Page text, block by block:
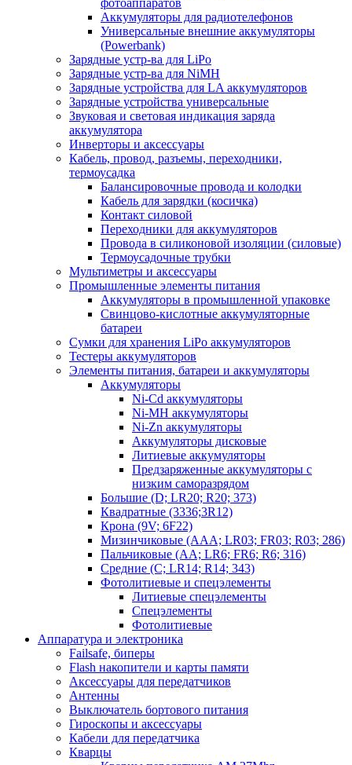
фотоаппаратов
Аккумуляторы для радиотелефонов
Универсальные внешние аккумуляторы
(Powerbank)
Зарядные устр-ва для LiPo
Зарядные устр-ва для NiMH
Зарядные устройства для LA аккумуляторов
Зарядные устройства универсальные
Звуковая и световая индикация заряда
аккумулятора
Инверторы и аксессуары
Кабель, провод, разъемы, переходники,
термоусадка
Балансировочные провода и колодки
Кабель для зарядки (косичка)
Контакт силовой
Переходники для аккумуляторов
Провода в силиконовой изоляции (силовые)
Термоусадочные трубки
Мультиметры и аксессуары
Промышленные элементы питания
Аккумуляторы в промышленной упаковке
Свинцово-кислотные аккумуляторные
батареи
Сумки для хранения LiPo аккумуляторов
Тестеры аккумуляторов
Элементы питания, батареи и аккумуляторы
Аккумуляторы
Ni-Cd аккумуляторы
Ni-MH аккумуляторы
Ni-Zn аккумуляторы
Аккумуляторы дисковые
Литиевые аккумуляторы
Предзаряженные аккумуляторы с
низким саморазрядом
Большие (D; LR20; R20; 373)
Квадратные (3336;3R12)
Крона (9V; 6F22)
Мизинчиковые (AAA; LR03; FR03; R03; 286)
Пальчиковые (AA; LR6; FR6; R6; 316)
Средние (C; LR14; R14; 343)
Фотолитиевые и спецэлементы
Литиевые спецэлементы
Спецэлементы
Фотолитиевые
Аппаратура и электроника
Failsafe, биперы
Flash накопители и карты памяти
Аксессуары для передатчиков
Антенны
Выключатель бортового питания
Гироскопы и аксессуары
Кабели для передатчика
Кварцы